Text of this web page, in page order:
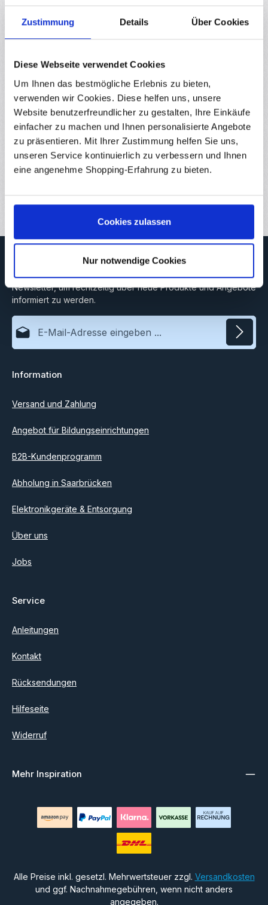
Zustimmung Details Über Cookies
Diese Webseite verwendet Cookies
Um Ihnen das bestmögliche Erlebnis zu bieten,
verwenden wir Cookies. Diese helfen uns, unsere
Website benutzerfreundlicher zu gestalten, Ihre Einkäufe
einfacher zu machen und Ihnen personalisierte Angebote
zu präsentieren. Mit Ihrer Zustimmung helfen Sie uns,
unseren Service kontinuierlich zu verbessern und Ihnen
eine angenehme Shopping-Erfahrung zu bieten.
Cookies zulassen
Nur notwendige Cookies
Hersteller:
your droid
Beschreibung
Metallschichtwiderstand für DIY-Elektronik, Robotik, Arduino,
Raspberry Pi uvm. Linearer Festwiderstand mit
Eigenschaften
Hersteller
Downloads
Bewertungen
Abonnieren Sie jetzt unseren regelmäßig erscheinenden
Newsletter, um rechtzeitig über neue Produkte und Angebote
informiert zu werden.
E-Mail-Adresse*
Ich habe dieDatenschutzbestimmungen
einverstanden.
Information
Versand und Zahlung
Angebot für Bildungseinrichtungen
B2B-Kundenprogramm
Abholung in Saarbrücken
Elektronikgeräte & Entsorgung
Über uns
Jobs
Service
Anleitungen
Kontakt
Rücksendungen
Hilfeseite
Widerruf
Mehr Inspiration
Alle Preise inkl. gesetzl. Mehrwertsteuer zzgl. Versandkosten
und ggf. Nachnahmegebühren, wenn nicht anders
angegeben.